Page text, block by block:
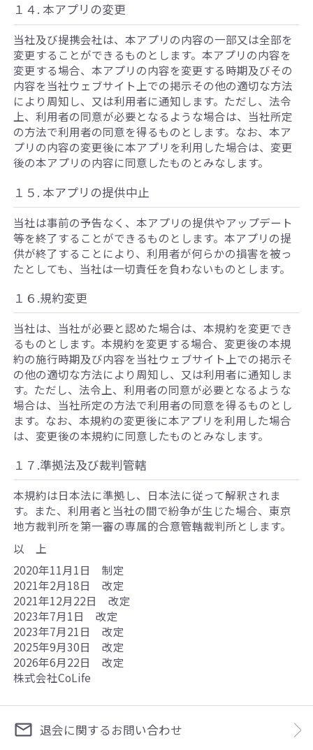
１４. 本アプリの変更
当社及び提携会社は、本アプリの内容の一部又は全部を
変更することができるものとします。本アプリの内容を
変更する場合、本アプリの内容を変更する時期及びその
内容を当社ウェブサイト上での掲示その他の適切な方法
により周知し、又は利用者に通知します。ただし、法令
上、利用者の同意が必要となるような場合は、当社所定
の方法で利用者の同意を得るものとします。なお、本ア
プリの内容の変更後に本アプリを利用した場合は、変更
後の本アプリの内容に同意したものとみなします。
１５. 本アプリの提供中止
当社は事前の予告なく、本アプリの提供やアップデート
等を終了することができるものとします。本アプリの提
供が終了することにより、利用者が何らかの損害を被っ
たとしても、当社は一切責任を負わないものとします。
１６.規約変更
当社は、当社が必要と認めた場合は、本規約を変更でき
るものとします。本規約を変更する場合、変更後の本規
約の施行時期及び内容を当社ウェブサイト上での掲示そ
の他の適切な方法により周知し、又は利用者に通知しま
す。ただし、法令上、利用者の同意が必要となるような
場合は、当社所定の方法で利用者の同意を得るものとし
ます。なお、本規約の変更後に本アプリを利用した場合
は、変更後の本規約に同意したものとみなします。
１７.準拠法及び裁判管轄
本規約は日本法に準拠し、日本法に従って解釈されま
す。また、利用者と当社の間で紛争が生じた場合、東京
地方裁判所を第一審の専属的合意管轄裁判所とします。
以 上
2020年11月1日 制定
2021年2月18日 改定
2021年12月22日 改定
2023年7月1日 改定
2023年7月21日 改定
2025年9月30日 改定
2026年6月22日 改定
株式会社CoLife
退会に関するお問い合わせ